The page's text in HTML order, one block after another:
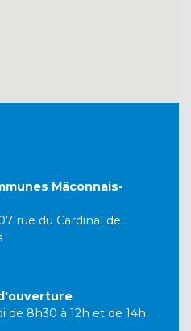
Mâconnais-
rue du Cardinal de
de 8h30 à 12h et de 14h